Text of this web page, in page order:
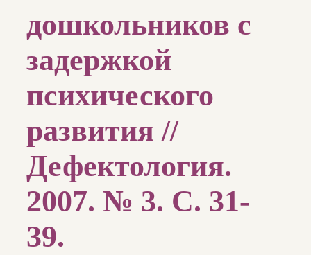
дошкольников с
задержкой
психического
развития //
Дефектология.
2007. № 3. С. 31-
39.